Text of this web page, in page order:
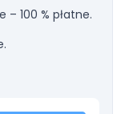
100 % płatne.